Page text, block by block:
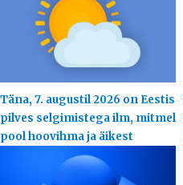
Täna, 7. augustil 2026 on Eestis
pilves selgimistega ilm, mitmel
pool hoovihma ja äikest